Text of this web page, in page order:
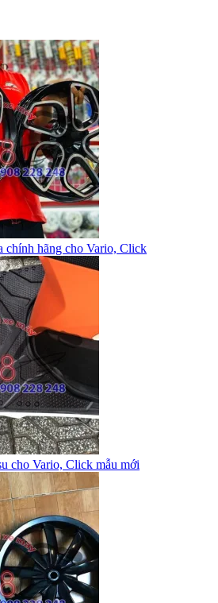
chính hãng cho Vario, Click
cho Vario, Click mẫu mới